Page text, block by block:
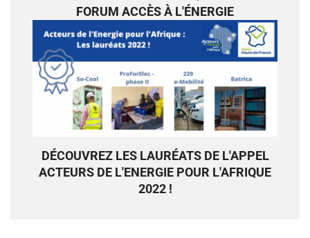
FORUM ACCÈS À L'ÉNERGIE
DÉCOUVREZ LES LAURÉATS DE L'APPEL
ACTEURS DE L'ENERGIE POUR L'AFRIQUE
2022 !